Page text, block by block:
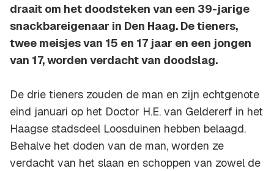
draait om het doodsteken van een 39-jarige
snackbareigenaar in Den Haag. De tieners,
twee meisjes van 15 en 17 jaar en een jongen
van 17, worden verdacht van doodslag.
De drie tieners zouden de man en zijn echtgenote
eind januari op het Doctor H.E. van Geldererf in het
Haagse stadsdeel Loosduinen hebben belaagd.
Behalve het doden van de man, worden ze
verdacht van het slaan en schoppen van zowel de